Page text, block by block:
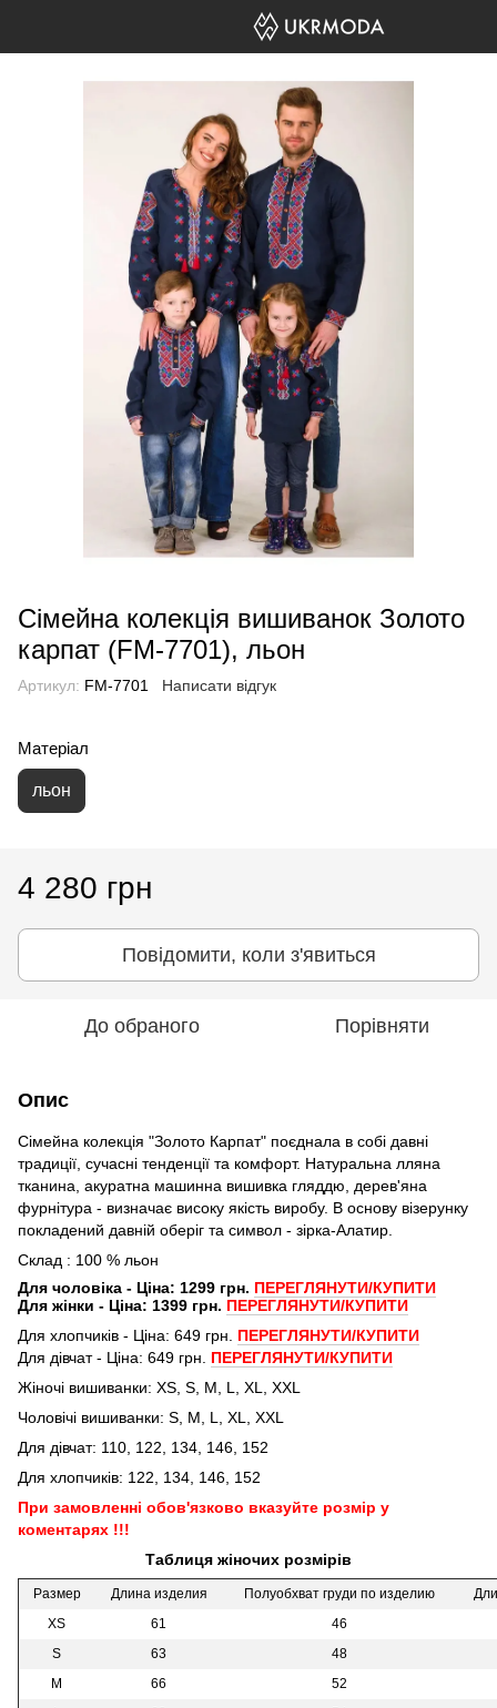
Сімейна колекція вишиванок Золото
карпат (FM-7701), льон
Артикул: FM-7701 Написати відгук
Матеріал
льон
4 280 грн
Повідомити, коли з'явиться
До обраного Порівняти
Опис
Сімейна колекція "Золото Карпат" поєднала в собі давні
традиції, сучасні тенденції та комфорт. Натуральна лляна
тканина, акуратна машинна вишивка гляддю, дерев'яна
фурнітура - визначає високу якість виробу. В основу візерунку
покладений давній оберіг та символ - зірка-Алатир.
Склад : 100 % льон
Для чоловіка - Ціна: 1299 грн. ПЕРЕГЛЯНУТИ/КУПИТИ
Для жінки - Ціна: 1399 грн. ПЕРЕГЛЯНУТИ/КУПИТИ
Для хлопчиків - Ціна: 649 грн. ПЕРЕГЛЯНУТИ/КУПИТИ
Для дівчат - Ціна: 649 грн. ПЕРЕГЛЯНУТИ/КУПИТИ
Жіночі вишиванки: XS, S, M, L, XL, XXL
Чоловічі вишиванки: S, M, L, XL, XXL
Для дівчат: 110, 122, 134, 146, 152
Для хлопчиків: 122, 134, 146, 152
При замовленні обов'язково вказуйте розмір у
коментарях !!!
Таблиця жіночих розмірів
Размер Длина изделия Полуобхват груди по изделию
XS
61
46
S
63
48
M
66
52